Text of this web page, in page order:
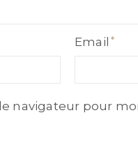
Email
navigateur pour